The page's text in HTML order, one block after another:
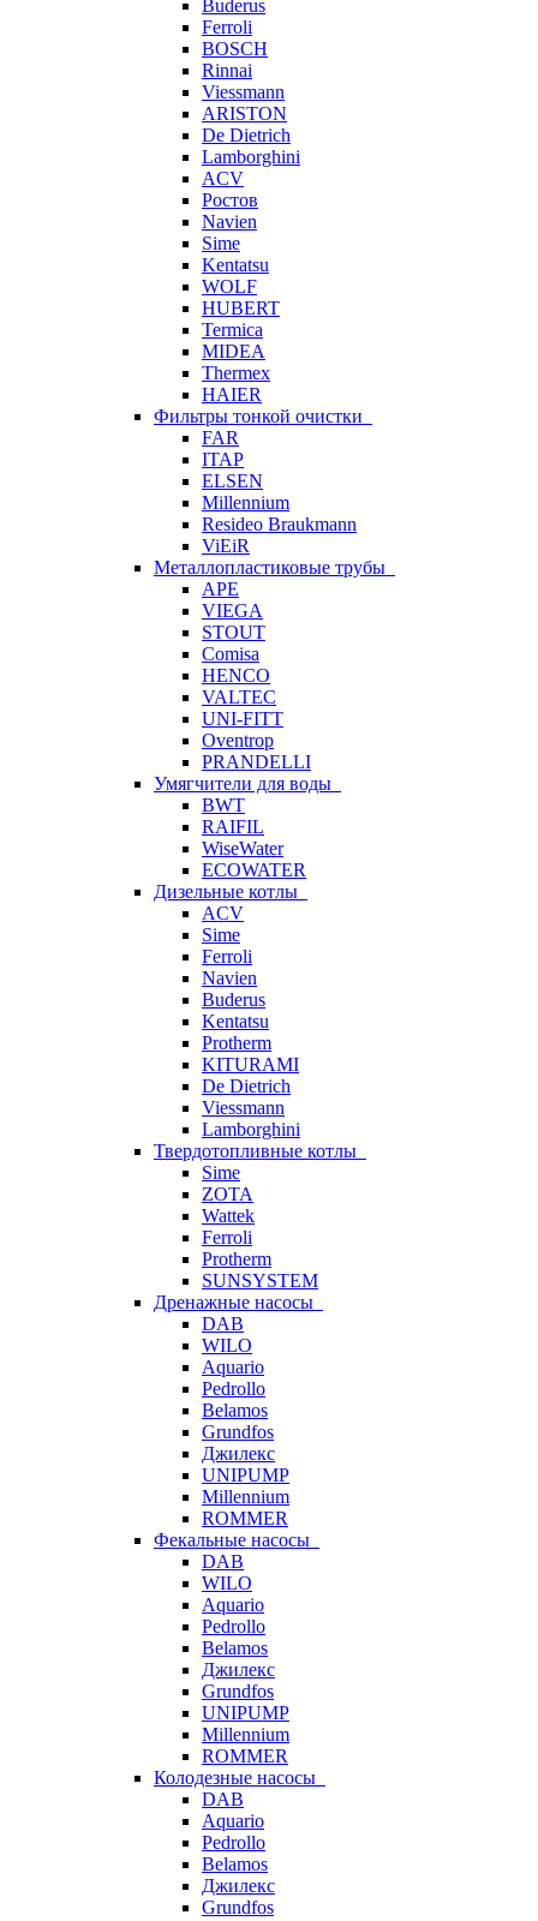
Buderus
Ferroli
BOSCH
Rinnai
Viessmann
ARISTON
De Dietrich
Lamborghini
ACV
Ростов
Navien
Sime
Kentatsu
WOLF
HUBERT
Termica
MIDEA
Thermex
HAIER
Фильтры тонкой очистки
FAR
ITAP
ELSEN
Millennium
Resideo Braukmann
ViEiR
Металлопластиковые трубы
APE
VIEGA
STOUT
Comisa
HENCO
VALTEC
UNI-FITT
Oventrop
PRANDELLI
Умягчители для воды
BWT
RAIFIL
WiseWater
ECOWATER
Дизельные котлы
ACV
Sime
Ferroli
Navien
Buderus
Kentatsu
Protherm
KITURAMI
De Dietrich
Viessmann
Lamborghini
Твердотопливные котлы
Sime
ZOTA
Wattek
Ferroli
Protherm
SUNSYSTEM
Дренажные насосы
DAB
WILO
Aquario
Pedrollo
Belamos
Grundfos
Джилекс
UNIPUMP
Millennium
ROMMER
Фекальные насосы
DAB
WILO
Aquario
Pedrollo
Belamos
Джилекс
Grundfos
UNIPUMP
Millennium
ROMMER
Колодезные насосы
DAB
Aquario
Pedrollo
Belamos
Джилекс
Grundfos